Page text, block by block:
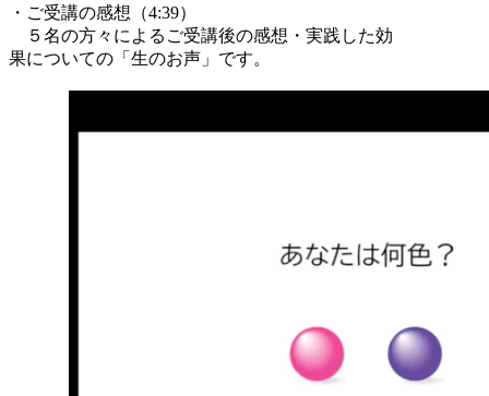
・ご受講の感想（4:39）
５名の方々によるご受講後の感想・実践した効
果についての「生のお声」です。